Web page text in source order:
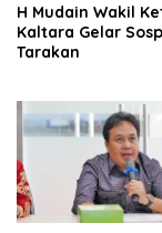
H Mudain Wakil
Kaltara Gelar
Tarakan